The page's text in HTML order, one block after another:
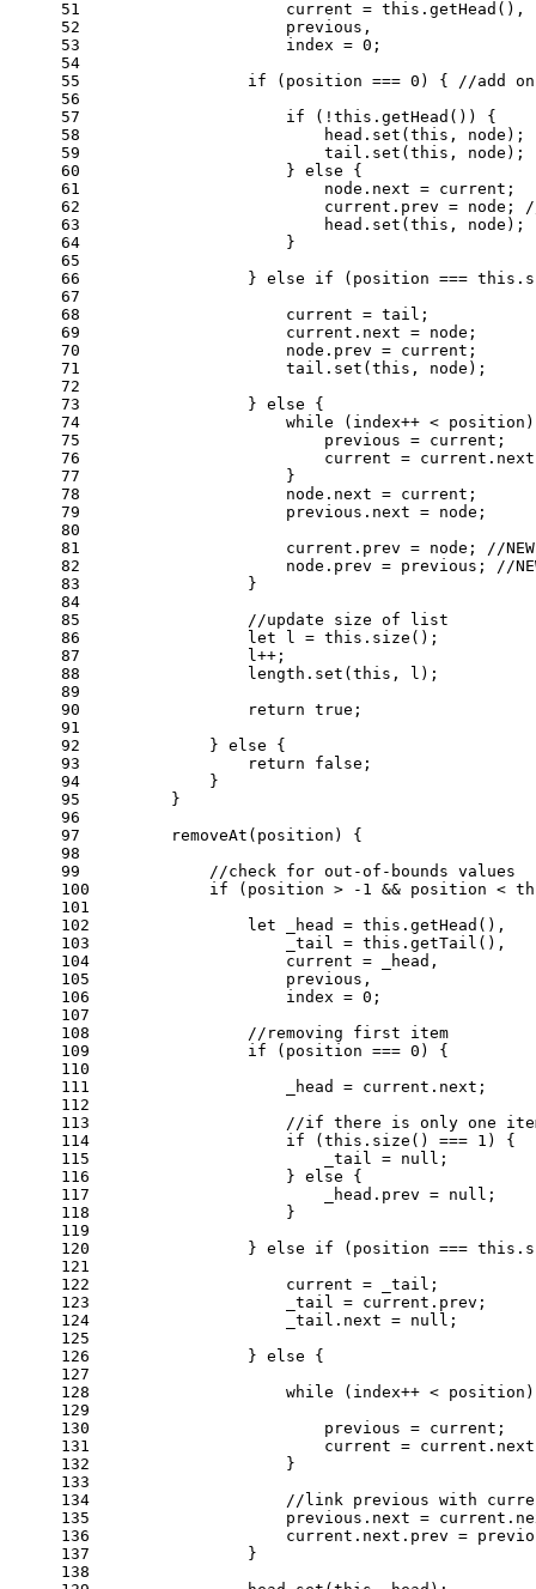
51
52
53
54
55
56
57
58
59
60
61
62
63
64
65
66
67
68
69
70
71
72
73
74
75
76
77
78
79
80
81
82
83
84
85
86
87
88
89
90
91
92
93
94
95
96
97
98
99
100
101
102
103
104
105
106
107
108
109
110
111
112
113
114
115
116
117
118
119
120
121
122
123
124
125
126
127
128
129
130
131
132
133
134
135
136
137
138
                    current =
this . getHead (),
                    previous,
                    index =
0 ;
if (position === 0 ) {
//add
if (! this . getHead ())
                        head.
set ( this , node);
                        tail.
set ( this , node);
                    }
else {
                        node.
next = current;
                        current.
prev = node;
                        head.
set ( this , node);
                    }
                }
else if (position === this .
                    current = tail;
                    current.
next = node;
                    node.
prev = current;
                    tail.
set ( this , node);
                }
else {
while (index++ <
                        previous = current;
                        current = current.
next
                    }
                    node.
next = current;
                    previous.
next = node;
                    current.
prev = node;
//NEW
                    node.
prev = previous;
//
                }
//update size of list
let l = this . size ();
                l++;
                length.
set ( this , l);
return true ;
            }
else {
return
false ;
            }
        }
removeAt ( position ) {
//check for out-of-bounds values
if (position > - 1 && position <
let _head = this . getHead (),
                    _tail =
this . getTail (),
                    current = _head,
                    previous,
                    index =
0 ;
//removing first item
if (position === 0 ) {
                    _head = current.
next ;
//if there is only one
if ( this . size () === 1 ) {
                        _tail =
null ;
                    }
else {
                        _head.
prev = null ;
                    }
                }
else if (position === this .
                    current = _tail;
                    _tail = current.
prev ;
                    _tail.
next = null ;
                }
else {
while (index++ <
                        previous = current;
                        current = current.
next
                    }
//link previous with
                    previous.
next = current.
                    current.
next . prev =
                }